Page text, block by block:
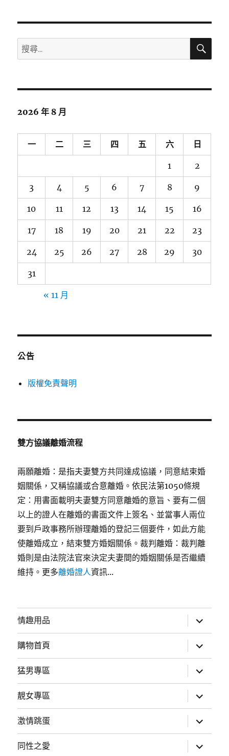
搜
尋
鍵
搜
2026 年 8 月
一 二 三 四 五 六 日
1 2
3 4 5 6 7 8 9
10 11 12 13 14 15 16
17 18 19 20 21 22 23
24 25 26 27 28 29 30
31
« 11 月
公告
版權免責聲明
雙方協議離婚流程
兩願離婚：是指夫妻雙方共同達成協議，同意結束婚
姻關係，又稱協議或合意離婚。依民法第1050條規
定：用書面載明夫妻雙方同意離婚的意旨、要有二個
以上的證人在離婚的書面文件上簽名、並當事人兩位
要到戶政事務所辦理離婚的登記三個要件，如此方能
使離婚成立，結束雙方婚姻關係。裁判離婚：裁判離
婚則是由法院法官來決定夫妻間的婚姻關係是否繼續
維持。更多離婚證人資訊...
情趣用品
展
開
子
選
單
購物首頁
展
開
子
選
單
猛男專區
展
開
子
選
單
靚女專區
展
開
子
選
單
激情跳蛋
展
開
子
選
單
同性之愛
展
開